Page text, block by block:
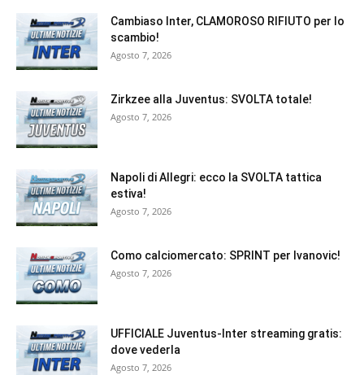
Cambiaso Inter, CLAMOROSO RIFIUTO per lo
scambio!
Agosto 7, 2026
Zirkzee alla Juventus: SVOLTA totale!
Agosto 7, 2026
Napoli di Allegri: ecco la SVOLTA tattica
estiva!
Agosto 7, 2026
Como calciomercato: SPRINT per Ivanovic!
Agosto 7, 2026
UFFICIALE Juventus-Inter streaming gratis:
dove vederla
Agosto 7, 2026